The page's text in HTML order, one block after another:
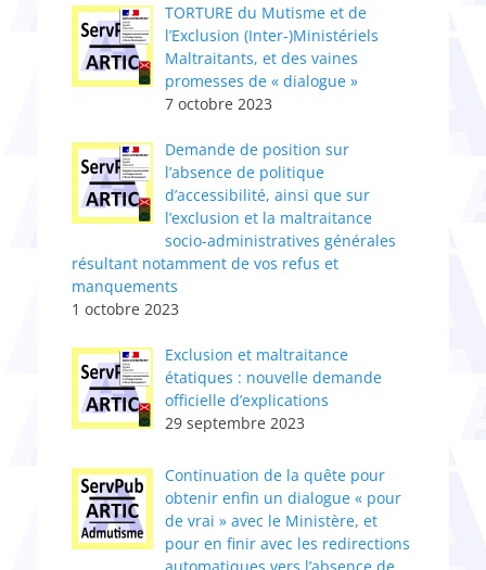
TORTURE du Mutisme et de
l’Exclusion (Inter-)Ministériels
Maltraitants, et des vaines
promesses de « dialogue »
7 octobre 2023
Demande de position sur
l’absence de politique
d’accessibilité, ainsi que sur
l’exclusion et la maltraitance
socio-administratives générales
résultant notamment de vos refus et
manquements
1 octobre 2023
Exclusion et maltraitance
étatiques : nouvelle demande
officielle d’explications
29 septembre 2023
Continuation de la quête pour
obtenir enfin un dialogue « pour
de vrai » avec le Ministère, et
pour en finir avec les redirections
automatiques vers l’absence de